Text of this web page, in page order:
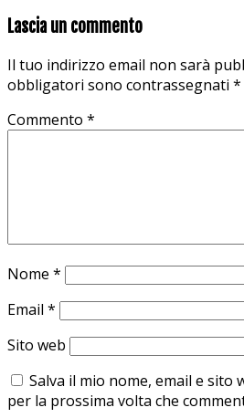
Lascia un commento
Il tuo indirizzo email non sarà
obbligatori sono contrassegnati *
Commento *
Nome *
Email *
Sito web
Salva il mio nome, email e sito
per la prossima volta che